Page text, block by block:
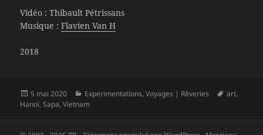
Vidéo : Thibault Pétrissans
Musique :Flavien Van H
2018
Publié
le
5 mai 2020 Catégories
Experimentations,Voyages | Rêveries
Mots-
art,
Hanoï,Sapa,Vietnam